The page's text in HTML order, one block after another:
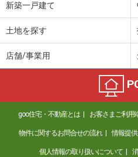
大阪府大阪市東淀川区菅原２
9.30万円
住 所
大阪府
専有面積 52.64m²
間取り
3LDK
大阪府大阪市東淀川区下新庄
新築一戸建て
土地を探す
店舗/事業用
goo住宅・不動産とは お客さまご利用
物件に関するお問合せの流れ 情報提
個人情報の取り扱いについて